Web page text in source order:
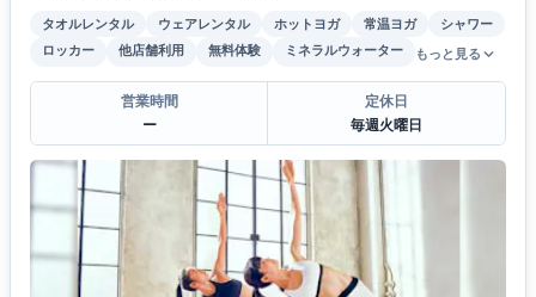
タオルレンタル ウェアレンタル ホットヨガ 常温ヨガ
シャワー
ロッカー
他店舗利用 無料体験 ミネラルウォーター もっと見る
営業時間
ー
定休日
毎週火曜日